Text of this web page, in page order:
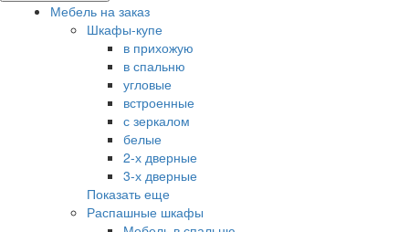
Мебель на заказ
Шкафы-купе
в прихожую
в спальню
угловые
встроенные
с зеркалом
белые
2-х дверные
3-х дверные
Показать еще
Распашные шкафы